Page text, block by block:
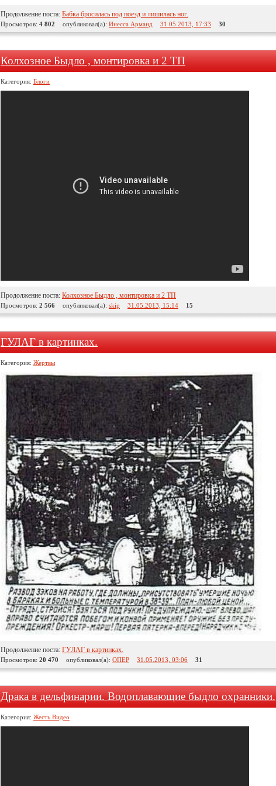
Продолжение поста: Бабка бросилась под поезд и лишилась ног.
Просмотров: 4 802 опубликовал(а): Инесса Арманд 31.05.2013, 17:33 30
Колхозное Быдло , монтировка и 2 ТП
Категория: Блоги
Продолжение поста: Колхозное Быдло , монтировка и 2 ТП
Просмотров: 2 566 опубликовал(а): skip 31.05.2013, 15:14 15
ГУЛАГ в картинках.
Категория: Жертвы
Продолжение поста: ГУЛАГ в картинках.
Просмотров: 20 470 опубликовал(а): ОПЕР 31.05.2013, 03:06 31
Драка в дельфинарии. Водоплавающие быдло охранники.
Категория: Жесть Видео